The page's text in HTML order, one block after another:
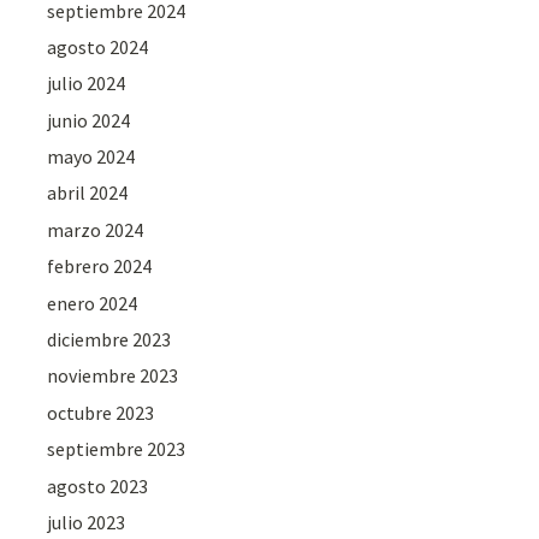
septiembre 2024
agosto 2024
julio 2024
junio 2024
mayo 2024
abril 2024
marzo 2024
febrero 2024
enero 2024
diciembre 2023
noviembre 2023
octubre 2023
septiembre 2023
agosto 2023
julio 2023